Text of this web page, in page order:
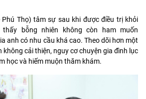
Phú Thọ) tâm sự sau khi được điều trị khỏi
thấy bỗng nhiên không còn ham muốn
anh có nhu cầu khá cao. Theo dõi hơn một
cải thiện, nguy cơ chuyện gia đình lục
học và hiếm muộn thăm khám.